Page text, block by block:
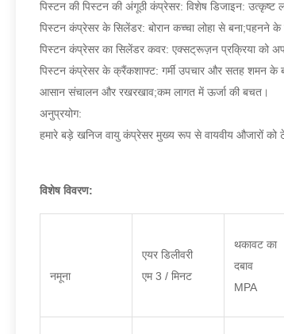
पिस्टन की पिस्टन की अंगूठी कंप्रेसर: विशेष डिजाइन:
पिस्टन कंप्रेसर के सिलेंडर: बोरान कच्चा लोहा से बना;पहनने के
पिस्टन कंप्रेसर का सिलेंडर कवर: एक्सट्रूज़न प्रक्रिया को
पिस्टन कंप्रेसर के क्रैंकशाफ्ट: गर्मी उपचार और सतह शमन के
आसान संचालन और रखरखाव;कम लागत में ऊर्जा की बचत।
अनुप्रयोग:
हमारे बड़े खनिज वायु कंप्रेसर मुख्य रूप से वायवीय औजारों
विशेष विवरण:
नमूना
एयर डिलीवरी
एम 3 / मिनट
थकावट का
दबाव
MPA